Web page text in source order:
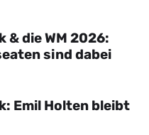
& die WM 2026:
sind dabei
Emil Holten bleibt